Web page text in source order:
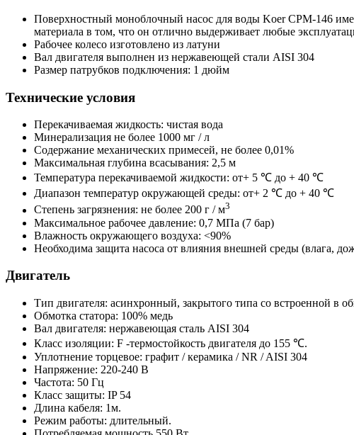
Поверхностный моноблочный насос для воды Koer CPM-146
материала в том, что он отлично выдерживает любые
Рабочее колесо изготовлено из латуни
Вал двигателя выполнен из нержавеющей стали AISI 304
Размер патрубков подключения: 1 дюйм
Технические условия
Перекачиваемая жидкость: чистая вода
Минерализация не более 1000 мг / л
Содержание механических примесей, не более 0,01%
Максимальная глубина всасывания: 2,5 м
Температура перекачиваемой жидкости: от+ 5 ℃ до + 40 ℃
Диапазон температур окружающей среды: от+ 2 ℃ до + 40 ℃
Степень загрязнения: не более 200 г / м3
Максимальное рабочее давление: 0,7 МПа (7 бар)
Влажность окружающего воздуха: <90%
Необходима защита насоса от влияния внешней среды (влага,
Двигатель
Тип двигателя: асинхронный, закрытого типа со встроенной в
Обмотка статора: 100% медь
Вал двигателя: нержавеющая сталь AISI 304
Класс изоляции: F -термостойкость двигателя до 155 ℃.
Уплотнение торцевое: графит / керамика / NR / AISI 304
Напряжение: 220-240 В
Частота: 50 Гц
Класс защиты: IP 54
Длина кабеля: 1м.
Режим работы: длительный.